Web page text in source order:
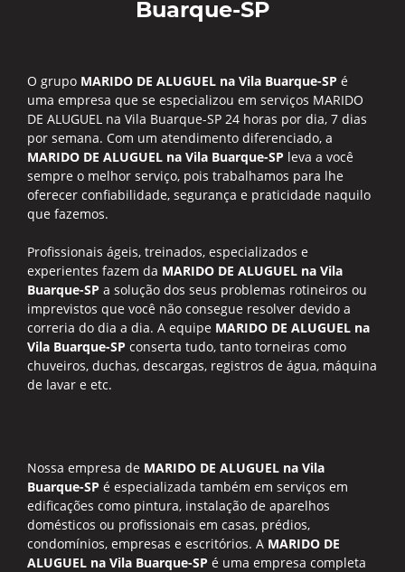
Buarque-SP
O grupo MARIDO DE ALUGUEL na Vila Buarque-SP é
uma empresa que se especializou em serviços MARIDO
DE ALUGUEL na Vila Buarque-SP 24 horas por dia, 7 dias
por semana. Com um atendimento diferenciado, a
MARIDO DE ALUGUEL na Vila Buarque-SP leva a você
sempre o melhor serviço, pois trabalhamos para lhe
oferecer confiabilidade, segurança e praticidade naquilo
que fazemos.
Profissionais ágeis, treinados, especializados e
experientes fazem da MARIDO DE ALUGUEL na Vila
Buarque-SP a solução dos seus problemas rotineiros ou
imprevistos que você não consegue resolver devido a
correria do dia a dia. A equipe MARIDO DE ALUGUEL na
Vila Buarque-SP conserta tudo, tanto torneiras como
chuveiros, duchas, descargas, registros de água, máquina
de lavar e etc.
Nossa empresa de MARIDO DE ALUGUEL na Vila
Buarque-SP é especializada também em serviços em
edificações como pintura, instalação de aparelhos
domésticos ou profissionais em casas, prédios,
condomínios, empresas e escritórios. A MARIDO DE
ALUGUEL na Vila Buarque-SP é uma empresa completa